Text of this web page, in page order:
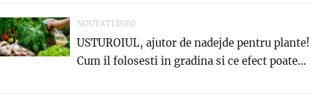
NOUTATI.INFO
USTUROIUL, ajutor de nadejde pentru plante!
Cum il folosesti in gradina si ce efect poate...